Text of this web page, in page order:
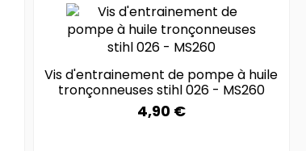
Vis d'entrainement de pompe à huile
tronçonneuses stihl 026 - MS260
4,90 €